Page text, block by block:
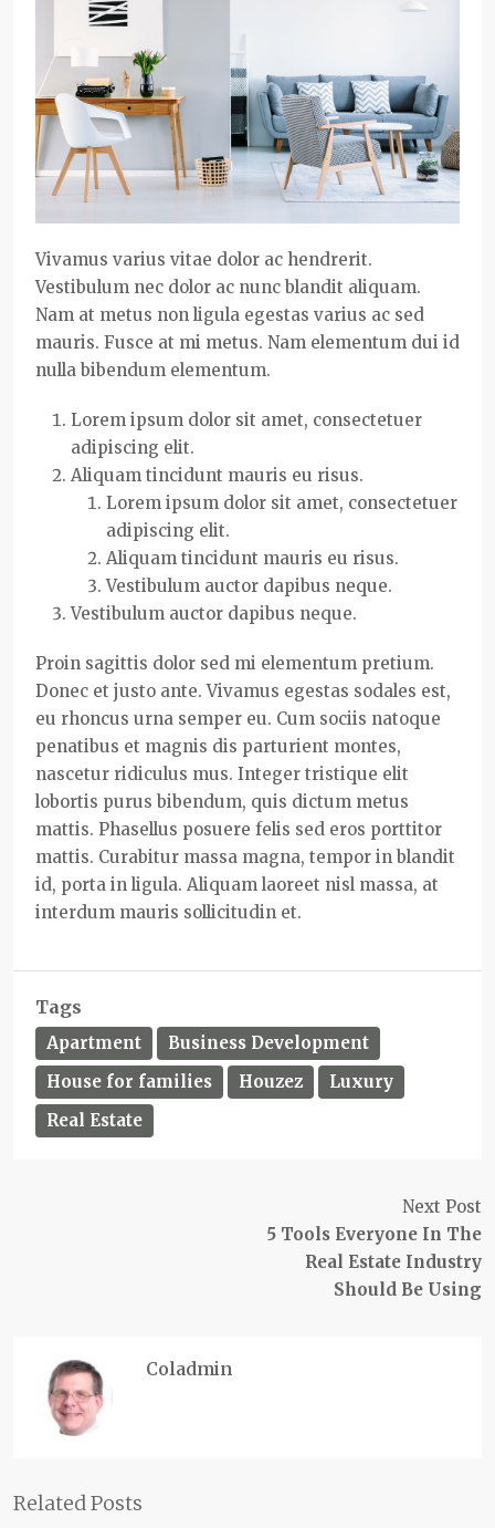
Vivamus varius vitae dolor ac hendrerit.
Vestibulum nec dolor ac nunc blandit aliquam.
Nam at metus non ligula egestas varius ac sed
mauris. Fusce at mi metus. Nam elementum dui id
nulla bibendum elementum.
Lorem ipsum dolor sit amet, consectetuer
adipiscing elit.
Aliquam tincidunt mauris eu risus.
Lorem ipsum dolor sit amet, consectetuer
adipiscing elit.
Aliquam tincidunt mauris eu risus.
Vestibulum auctor dapibus neque.
Vestibulum auctor dapibus neque.
Proin sagittis dolor sed mi elementum pretium.
Donec et justo ante. Vivamus egestas sodales est,
eu rhoncus urna semper eu. Cum sociis natoque
penatibus et magnis dis parturient montes,
nascetur ridiculus mus. Integer tristique elit
lobortis purus bibendum, quis dictum metus
mattis. Phasellus posuere felis sed eros porttitor
mattis. Curabitur massa magna, tempor in blandit
id, porta in ligula. Aliquam laoreet nisl massa, at
interdum mauris sollicitudin et.
Tags
Apartment
Business Development
House for families
Houzez
Luxury
Real Estate
Next Post
5 Tools Everyone In The
Real Estate Industry
Should Be Using
Coladmin
Related Posts